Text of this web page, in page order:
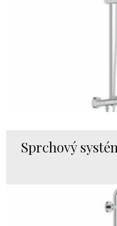
Sprchový